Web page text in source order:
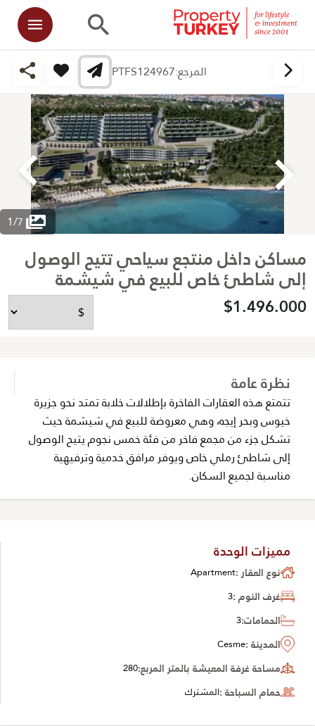
المرجع:PTFS124967
1/7
مساكن داخل منتجع سياحي تتيح الوصول
إلى شاطئ خاص للبيع في شيشمة
$1.496.000
نظرة عامة
تتمتع هذه العقارات الفاخرة بإطلالات خلابة تمتد نحو جزيرة
خيوس وبحر إيجه، وهي معروضة للبيع في شيشمة حيث
تشكل جزء من مجمع فاخر من فئة خمس نجوم يتيح الوصول
إلى شاطئ رملي خاص ويوفر مرافق خدمية وترفيهية
مناسبة لجميع السكان.
مميزات الوحدة
نوع العقار :Apartment
غرف النوم :3
الحمامات:3
المدينة :Cesme
مساحة غرفة المعيشة بالمتر المربع:280
حمام السباحة :المشترك